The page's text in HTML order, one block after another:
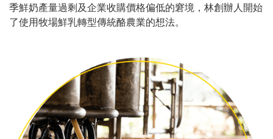
季鮮奶產量過剩及企業收購價格偏低的窘境，林創辦人開始
了使用牧場鮮乳轉型傳統酪農業的想法。